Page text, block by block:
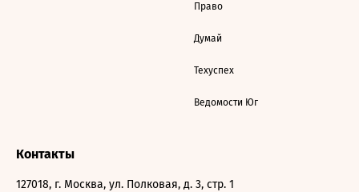
Право
Думай
Техуспех
Ведомости Юг
Контакты
127018, г. Москва, ул. Полковая, д. 3, стр. 1